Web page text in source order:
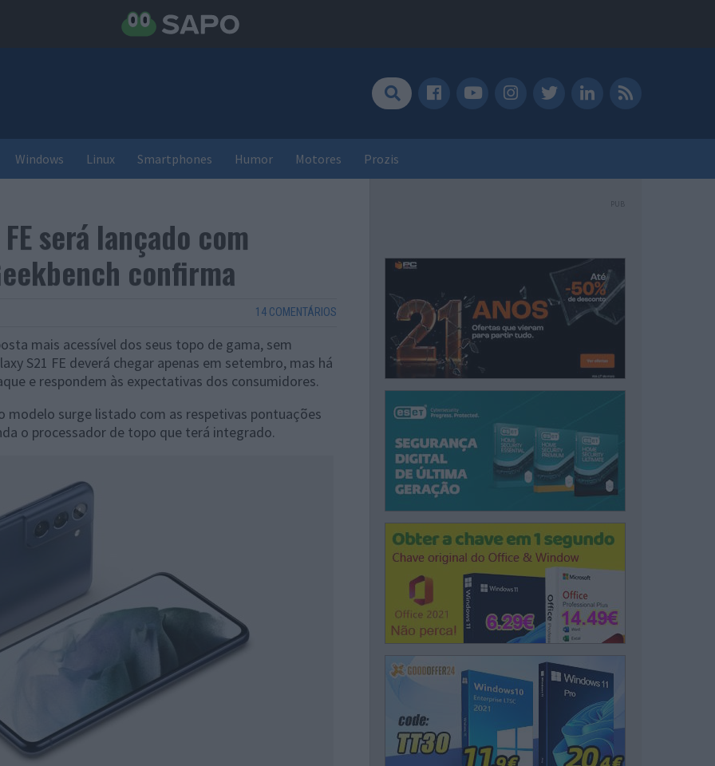
Windows Linux Smartphones Humor Motores Prozis
será lançado com
confirma
14 COMENTÁRIOS
mais acessível dos seus topo de gama, sem
S21 FE deverá chegar apenas em setembro, mas há
e respondem às expectativas dos consumidores.
modelo surge listado com as respetivas pontuações
o processador de topo que terá integrado.
PUB